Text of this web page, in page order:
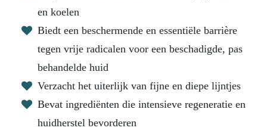
en koelen
Biedt een beschermende en essentiële barrière
tegen vrije radicalen voor een beschadigde, pas
behandelde huid
Verzacht het uiterlijk van fijne en diepe lijntjes
Bevat ingrediënten die intensieve regeneratie en
huidherstel bevorderen